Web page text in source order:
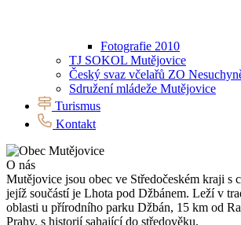
Fotografie 2010
TJ SOKOL Mutějovice
Český svaz včelařů ZO
Sdružení mládeže Mutějovice
Turismus
Kontakt
O nás
Mutějovice jsou obec ve Středočeském kraji s
jejíž součástí je Lhota pod Džbánem. Leží v
oblasti u přírodního parku Džbán, 15 km od
Prahy, s historií sahající do středověku.